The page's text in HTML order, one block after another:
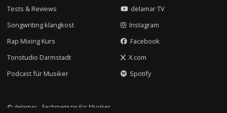
Tests & Reviews
Songwriting klangkost
Rap Mixing Kurs
Tonstudio Darmstadt
Podcast für Musiker
delamar TV
Instagram
Facebook
X.com
Spotify
© delamar - Fachmagazin für Musiker